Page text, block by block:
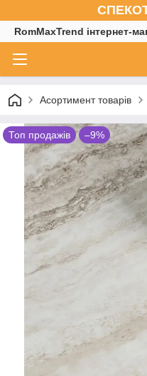
RomMaxTrend інтернет-
Асортимент товарів
Топ продажів –9%